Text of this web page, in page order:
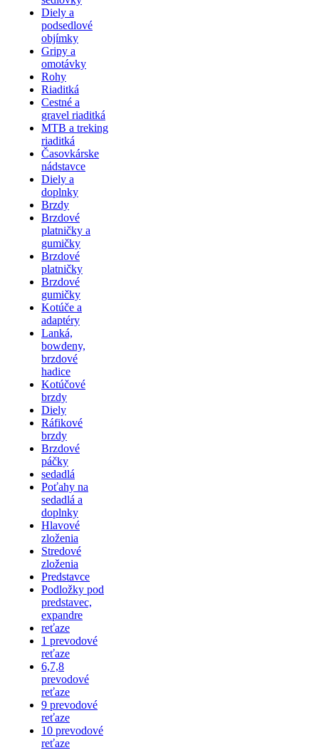
Diely a
podsedlové
objímky
Gripy a
omotávky
Rohy
Riaditká
Cestné a
gravel riaditká
MTB a treking
riaditká
Časovkárske
nádstavce
Diely a
doplnky
Brzdy
Brzdové
platničky a
gumičky
Brzdové
platničky
Brzdové
gumičky
Kotúče a
adaptéry
Lanká,
bowdeny,
brzdové
hadice
Kotúčové
brzdy
Diely
Ráfikové
brzdy
Brzdové
páčky
sedadlá
Poťahy na
sedadlá a
doplnky
Hlavové
zloženia
Stredové
zloženia
Predstavce
Podložky pod
predstavec,
expandre
reťaze
1 prevodové
reťaze
6,7,8
prevodové
reťaze
9 prevodové
reťaze
10 prevodové
reťaze